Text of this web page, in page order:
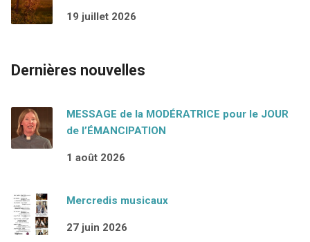
19 juillet 2026
Dernières nouvelles
MESSAGE de la MODÉRATRICE pour le JOUR
de l’ÉMANCIPATION
1 août 2026
Mercredis musicaux
27 juin 2026